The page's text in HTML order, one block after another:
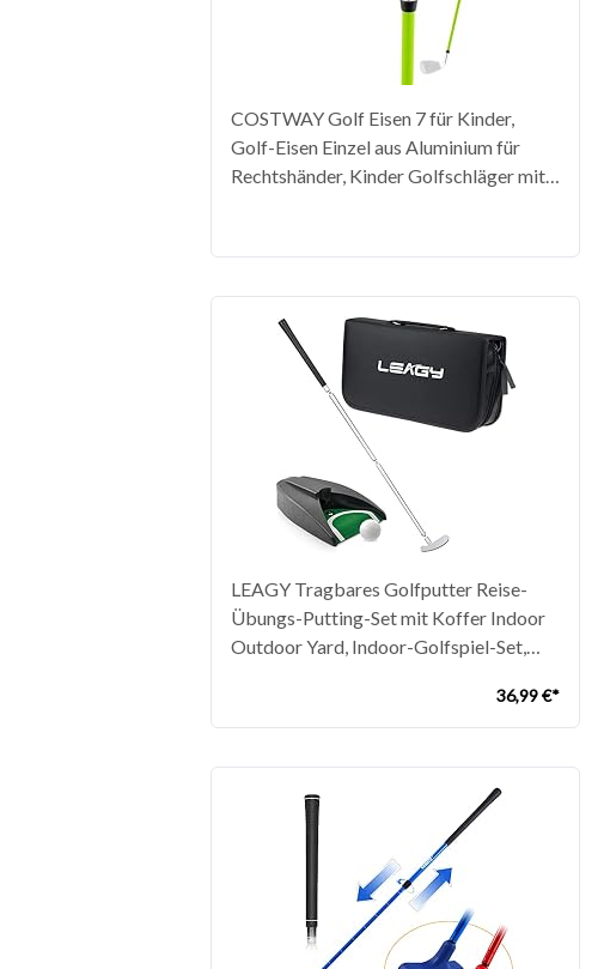
COSTWAY Golf Eisen 7 für Kinder,
Golf-Eisen Einzel aus Aluminium für
Rechtshänder, Kinder Golfschläger mit
LEAGY Tragbares Golfputter Reise-
Übungs-Putting-Set mit Koffer Indoor
Outdoor Yard, Indoor-Golfspiel-Set,
Zinklegierung Executive Office Putter-
Set
36,99 €*